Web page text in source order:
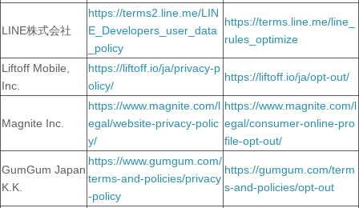
LINE株式会社
https://terms2.line.me/LIN
E_Developers_user_data
_policy
https://terms.line.me/line_
rules_optimize
Liftoff Mobile,
Inc.
https://liftoff.io/ja/privacy-p
olicy/
https://liftoff.io/ja/opt-out/
Magnite Inc.
https://www.magnite.com/l
egal/website-privacy-polic
y/
https://www.magnite.com/l
egal/consumer-online-pro
file-opt-out/
GumGum Japan
K.K.
https://www.gumgum.com/
terms-and-policies/privacy
-policy
https://gumgum.com/term
s-and-policies/opt-out